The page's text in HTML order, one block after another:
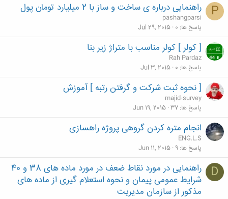
P راهنمایی درباره ی ساخت و ساز با 2 میلیارد تومان پول
pashangparsi
پاسخ ها 0
Jul 29, 2015
[ کولر ] کولر مناسب با متراژ زیر بنا
Rah Pardaz
پاسخ ها 0
Jul 3, 2015
[ نحوه ثبت شرکت و گرفتن رتبه ] آموزش
majid-survey
پاسخ ها 37
Jun 19, 2015
انجام متره کردن گروهی پروژه راهسازی
ENG.L.S
پاسخ ها 9
Jun 11, 2015
D
راهنمایی در مورد نقاط ضعف در مورد ماده های 38 و 40
شرایط عمومی پیمان و نحوه استعلام گیری از ماده های
مذکور از سازمان مدیریت